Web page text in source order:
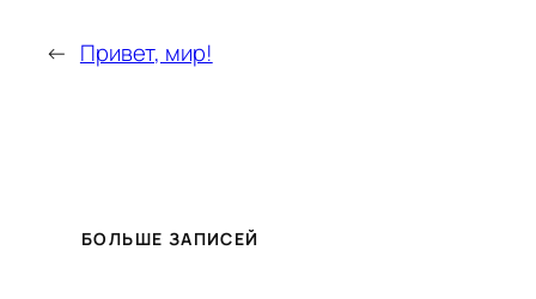
← Привет, мир!
БОЛЬШЕ ЗАПИСЕЙ